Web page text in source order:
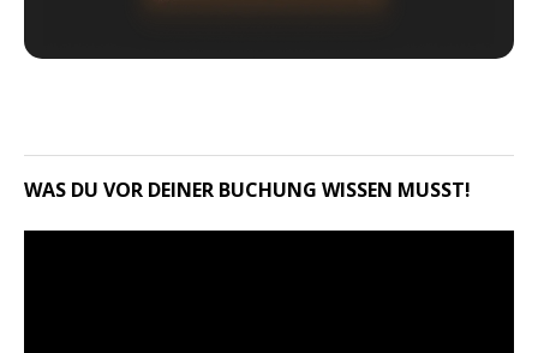
WAS DU VOR DEINER BUCHUNG WISSEN MUSST!